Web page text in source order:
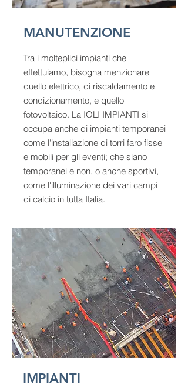
MANUTENZIONE
Tra i molteplici impianti che
effettuiamo, bisogna menzionare
quello elettrico, di riscaldamento e
condizionamento, e quello
fotovoltaico. La IOLI IMPIANTI si
occupa anche di impianti temporanei
come l'installazione di torri faro fisse
e mobili per gli eventi; che siano
temporanei e non, o anche sportivi,
come l'illuminazione dei vari campi
di calcio in tutta Italia.
IMPIANTI